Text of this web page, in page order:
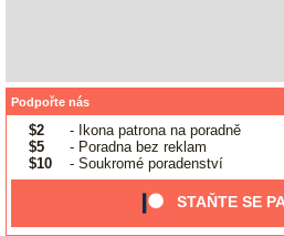
Podpořte nás
$2
- Ikona patrona na poradně
$5
- Poradna bez reklam
$10
- Soukromé poradenství
STAŇTE SE